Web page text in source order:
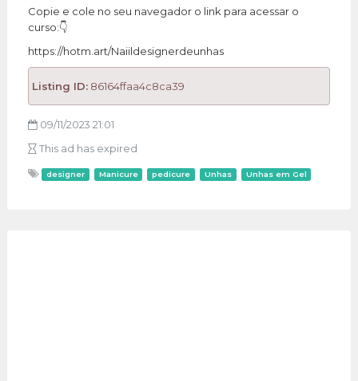
Copie e cole no seu navegador o link para acessar o
curso:👇
https://hotm.art/Naiildesignerdeunhas
Listing ID: 86164ffaa4c8ca39
09/11/2023 21:01
This ad has expired
designer Manicure pedicure Unhas Unhas em Gel